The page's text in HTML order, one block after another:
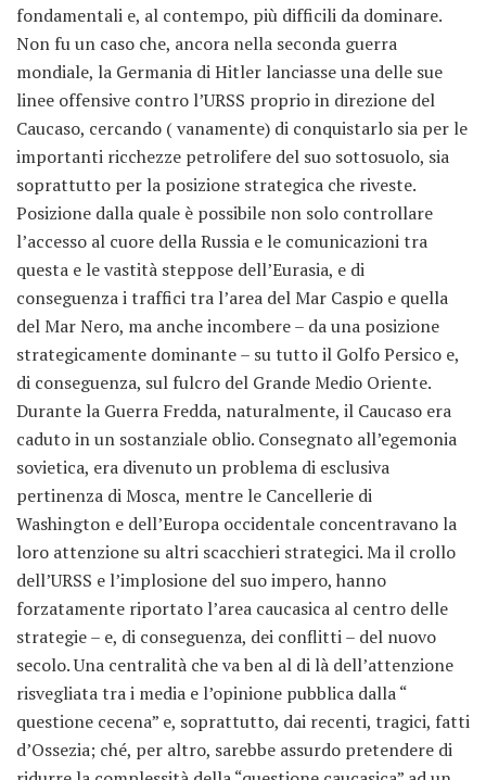
fondamentali e, al contempo, più difficili da dominare.
Non fu un caso che, ancora nella seconda guerra
mondiale, la Germania di Hitler lanciasse una delle sue
linee offensive contro l’URSS proprio in direzione del
Caucaso, cercando ( vanamente) di conquistarlo sia per le
importanti ricchezze petrolifere del suo sottosuolo, sia
soprattutto per la posizione strategica che riveste.
Posizione dalla quale è possibile non solo controllare
l’accesso al cuore della Russia e le comunicazioni tra
questa e le vastità steppose dell’Eurasia, e di
conseguenza i traffici tra l’area del Mar Caspio e quella
del Mar Nero, ma anche incombere – da una posizione
strategicamente dominante – su tutto il Golfo Persico e,
di conseguenza, sul fulcro del Grande Medio Oriente.
Durante la Guerra Fredda, naturalmente, il Caucaso era
caduto in un sostanziale oblio. Consegnato all’egemonia
sovietica, era divenuto un problema di esclusiva
pertinenza di Mosca, mentre le Cancellerie di
Washington e dell’Europa occidentale concentravano la
loro attenzione su altri scacchieri strategici. Ma il crollo
dell’URSS e l’implosione del suo impero, hanno
forzatamente riportato l’area caucasica al centro delle
strategie – e, di conseguenza, dei conflitti – del nuovo
secolo. Una centralità che va ben al di là dell’attenzione
risvegliata tra i media e l’opinione pubblica dalla “
questione cecena” e, soprattutto, dai recenti, tragici, fatti
d’Ossezia; ché, per altro, sarebbe assurdo pretendere di